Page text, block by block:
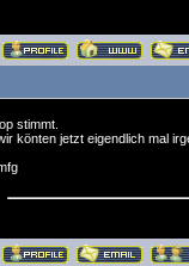
stimmt.
könten jetzt eigendlich mal